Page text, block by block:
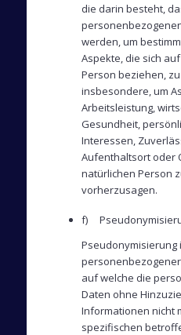
die darin besteht,
werden, um
Aspekte, die sich
Person beziehen,
insbesondere, um
Arbeitsleistung,
Gesundheit,
Interessen,
Aufenthaltsort oder
natürlichen Person
vorherzusagen.
f)
Pseudonymisierung
auf welche die
Daten ohne
Informationen nicht
spezifischen